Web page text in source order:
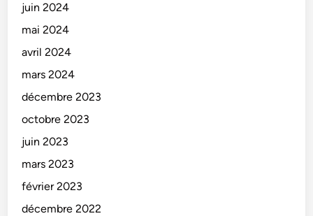
juin 2024
mai 2024
avril 2024
mars 2024
décembre 2023
octobre 2023
juin 2023
mars 2023
février 2023
décembre 2022